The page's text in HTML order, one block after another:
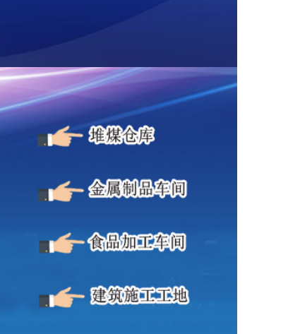
12103-1）的产品，精度误差≤±5%（低浓
气体（如SO₂、NOx），低价产品可能因
可降低人工和时间成本。
；
换；而低价产品可能每6-12个月需返厂维
外场景。